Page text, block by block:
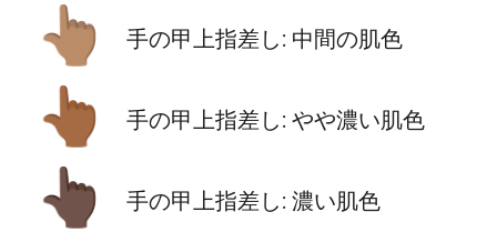
👆🏽 手の甲上指差し: 中間の肌色
👆🏾 手の甲上指差し: やや濃い肌色
👆🏿 手の甲上指差し: 濃い肌色